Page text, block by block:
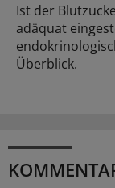
Ist der
adäquat
Überblick.